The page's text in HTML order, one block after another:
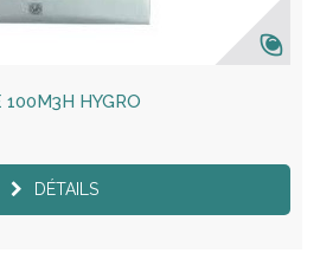
HYGRO
DÉTAILS